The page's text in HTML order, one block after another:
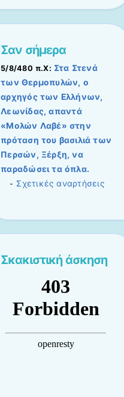
Σαν σήμερα
5/8/480 π.Χ: Στα Στενά
των Θερμοπυλών, ο
αρχηγός των Ελλήνων,
Λεωνίδας, απαντά
«Μολών Λαβέ» στην
πρόταση του βασιλιά των
Περσών, Ξέρξη, να
παραδώσει τα όπλα.
- Σχετικές αναρτήσεις
Σκακιστική άσκηση